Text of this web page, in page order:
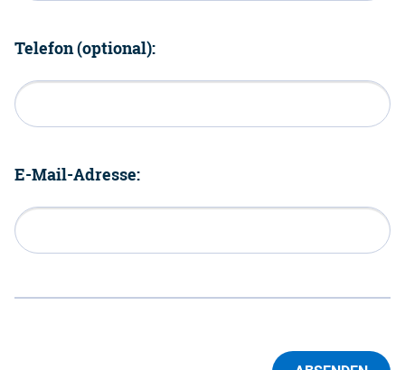
Telefon (optional):
E-Mail-Adresse: